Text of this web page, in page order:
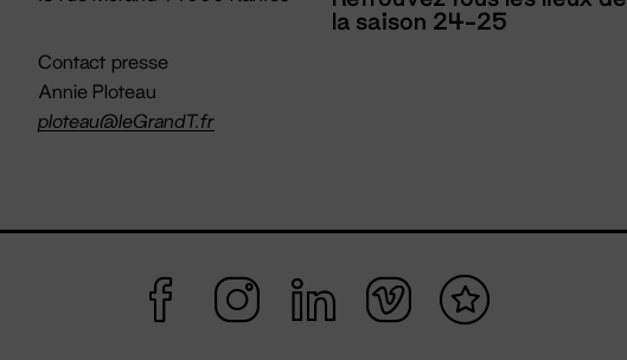
Contact presse
Annie Ploteau
ploteau@leGrandT.fr
la saison 24-25